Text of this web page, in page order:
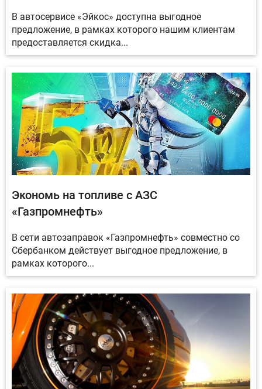
В автосервисе «Эйкос» доступна выгодное
предложение, в рамках которого нашим клиентам
предоставляется скидка...
Экономь на топливе с АЗС
«Газпромнефть»
В сети автозаправок «Газпромнефть» совместно со
Сбербанком действует выгодное предложение, в
рамках которого...